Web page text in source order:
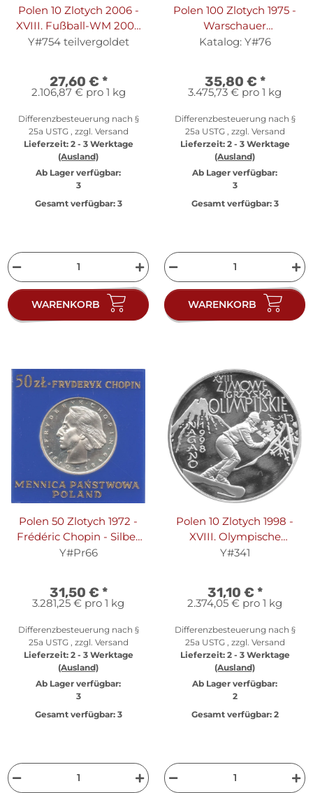
Polen 10 Zlotych 2006 -
XVIII. Fußball-WM 2006
in Deutschland - Silber
Y#754 teilvergoldet
27,60 € *
2.106,87 € pro 1 kg
Differenzbesteuerung nach §
25a USTG , zzgl. Versand
Lieferzeit: 2 - 3 Werktage
(Ausland)
Ab Lager verfügbar:
3
Gesamt verfügbar:3
WARENKORB
Polen 100 Zlotych 1975 -
Warschauer
Königsschloss - Silber PP
Katalog: Y#76
35,80 € *
3.475,73 € pro 1 kg
Differenzbesteuerung nach §
25a USTG , zzgl. Versand
Lieferzeit: 2 - 3 Werktage
(Ausland)
Ab Lager verfügbar:
3
Gesamt verfügbar:3
WARENKORB
Polen 50 Zlotych 1972 -
Frédéric Chopin - Silber
PP in Originalkapsel
Y#Pr66
31,50 € *
3.281,25 € pro 1 kg
Differenzbesteuerung nach §
25a USTG , zzgl. Versand
Lieferzeit: 2 - 3 Werktage
(Ausland)
Ab Lager verfügbar:
3
Gesamt verfügbar:3
Polen 10 Zlotych 1998 -
XVIII. Olympische
Winterspiele 1998 in
Silber PP
Y#341
31,10 € *
2.374,05 € pro 1 kg
Differenzbesteuerung nach §
25a USTG , zzgl. Versand
Lieferzeit: 2 - 3 Werktage
(Ausland)
Ab Lager verfügbar:
2
Gesamt verfügbar:2